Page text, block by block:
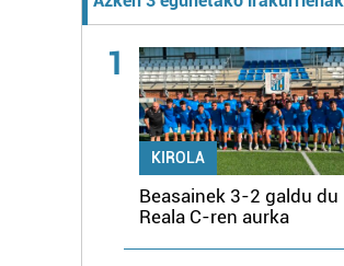
1
KIROLA
Beasainek 3-2 galdu du
Reala C-ren aurka